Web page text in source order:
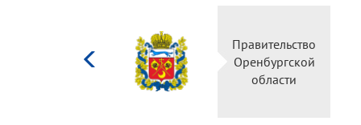
культуры
Российской
Правительство
Оренбургской
области